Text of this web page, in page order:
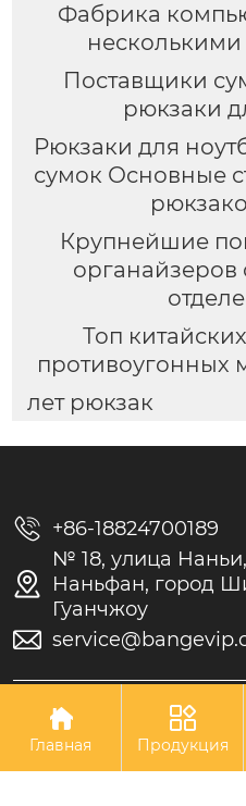
Фабрика
Поставщики
рюкзаки
Рюкзаки для
сумок Основные
Крупнейшие
органайзеров
Топ
противоугонных
лет рюкзак
 +86-18824700189

№ 18, улица
Наньфан, город
Гуанчжоу

Авторское

Главная

Продукция